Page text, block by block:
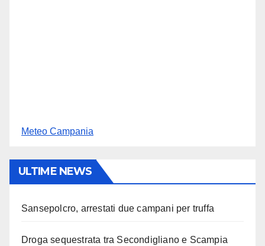
Meteo Campania
ULTIME NEWS
Sansepolcro, arrestati due campani per truffa
Droga sequestrata tra Secondigliano e Scampia